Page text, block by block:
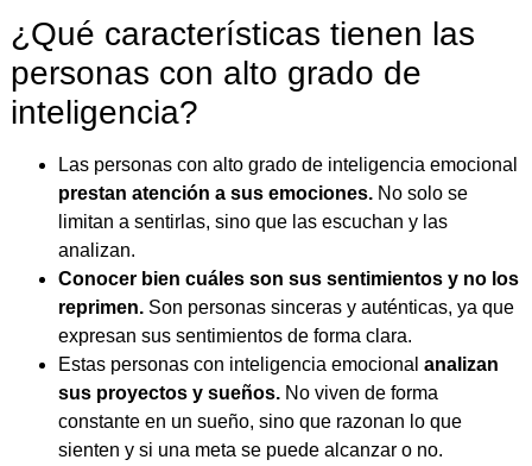
¿Qué características tienen las
personas con alto grado de
inteligencia?
Las personas con alto grado de inteligencia emocional
prestan atención a sus emociones.No solo se
limitan a sentirlas, sino que las escuchan y las
analizan.
Conocer bien cuáles son sus sentimientos y no los
reprimen. Son personas sinceras y auténticas, ya que
expresan sus sentimientos de forma clara.
Estas personas con inteligencia emocional analizan
sus proyectos y sueños.No viven de forma
constante en un sueño, sino que razonan lo que
sienten y si una meta se puede alcanzar o no.